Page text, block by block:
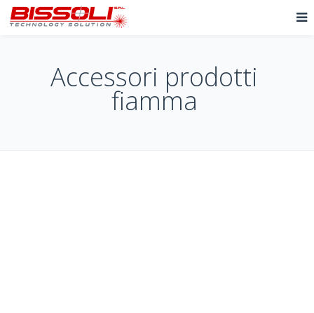
Accessori prodotti
fiamma